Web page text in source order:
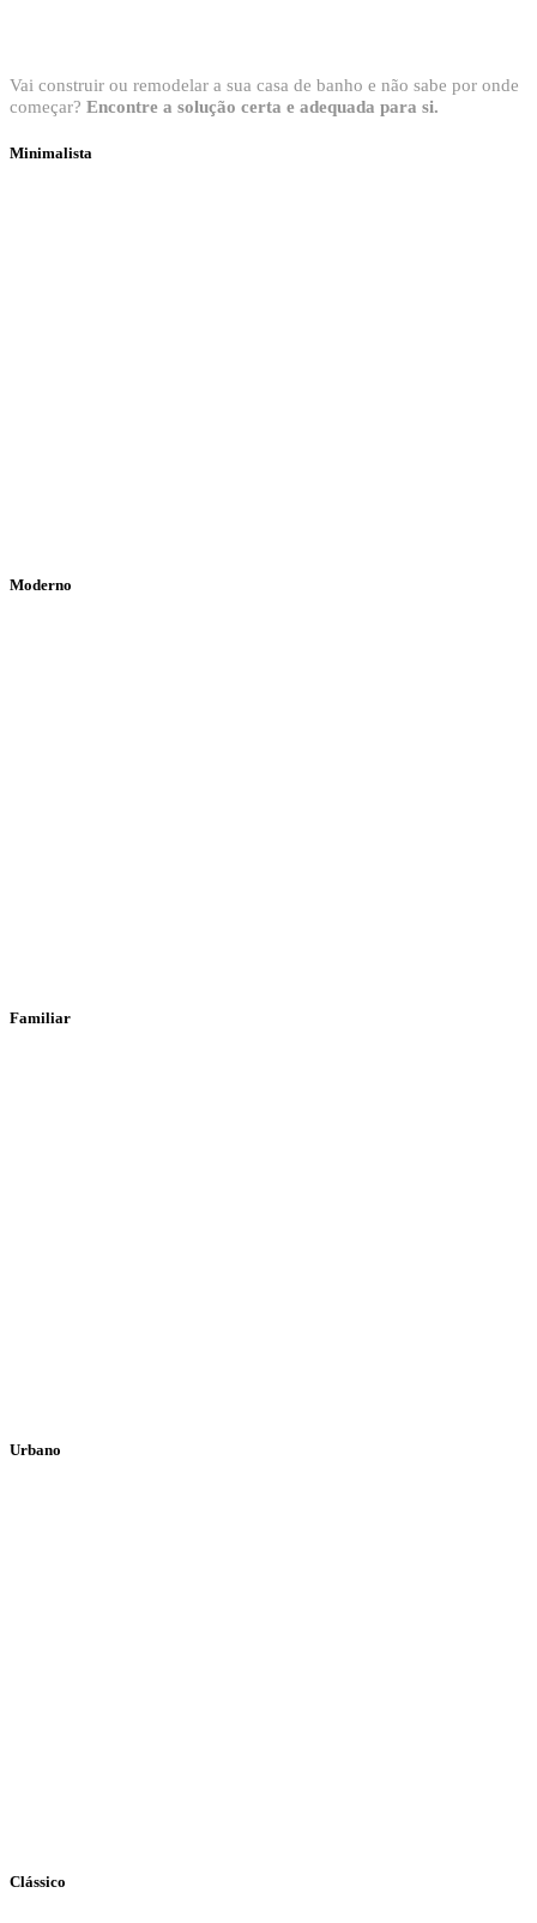
Vai construir ou remodelar a sua casa de banho e não sabe por onde
começar? Encontre a solução certa e adequada para si.
Minimalista
Moderno
Familiar
Urbano
Clássico